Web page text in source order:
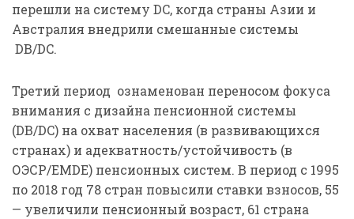
перешли на систему DC, когда страны Азии и
Австралия внедрили смешанные системы
DB/DC.
Третий период ознаменован переносом фокуса
внимания с дизайна пенсионной системы
(DB/DC) на охват населения (в развивающихся
странах) и адекватность/устойчивость (в
ОЭСР/EMDE) пенсионных систем. В период с 1995
по 2018 год 78 стран повысили ставки взносов, 55
— увеличили пенсионный возраст, 61 страна